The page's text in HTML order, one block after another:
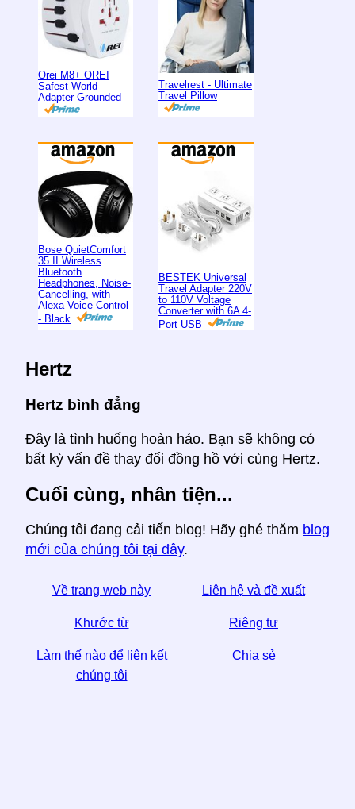
Orei M8+ OREI
Safest World
Adapter Grounded
Travelrest - Ultimate
Travel Pillow
Bose QuietComfort
35 II Wireless
Bluetooth
Headphones, Noise-
Cancelling, with
Alexa Voice Control
- Black
BESTEK Universal
Travel Adapter 220V
to 110V Voltage
Converter with 6A 4-
Port USB
Hertz
Hertz bình đẳng
Đây là tình huống hoàn hảo. Bạn sẽ không có
bất kỳ vấn đề thay đổi đồng hồ với cùng Hertz.
Cuối cùng, nhân tiện...
Chúng tôi đang cải tiến blog! Hãy ghé thăm blog
mới của chúng tôi tại đây.
Về trang web này Liên hệ và đề xuất
Khước từ Riêng tư
Làm thế nào để liên kết
chúng tôi
Chia sẻ